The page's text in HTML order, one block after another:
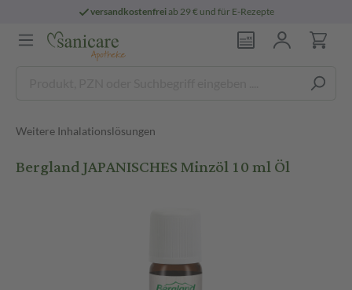
versandkostenfreiab 29 € und für E-Rezepte
Weitere Inhalationslösungen
Bergland JAPANISCHES Minzöl 10 ml Öl